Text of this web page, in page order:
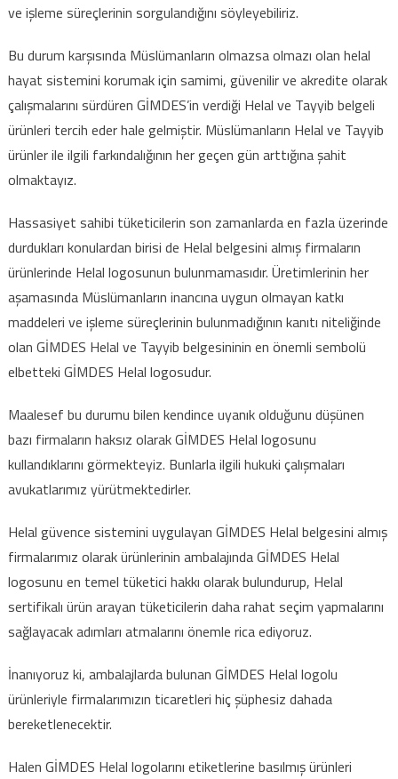
ve işleme süreçlerinin sorgulandığını söyleyebiliriz.
Bu durum karşısında Müslümanların olmazsa olmazı olan helal
hayat sistemini korumak için samimi, güvenilir ve akredite olarak
çalışmalarını sürdüren GİMDES’in verdiği Helal ve Tayyib belgeli
ürünleri tercih eder hale gelmiştir. Müslümanların Helal ve Tayyib
ürünler ile ilgili farkındalığının her geçen gün arttığına şahit
olmaktayız.
Hassasiyet sahibi tüketicilerin son zamanlarda en fazla üzerinde
durdukları konulardan birisi de Helal belgesini almış firmaların
ürünlerinde Helal logosunun bulunmamasıdır. Üretimlerinin her
aşamasında Müslümanların inancına uygun olmayan katkı
maddeleri ve işleme süreçlerinin bulunmadığının kanıtı niteliğinde
olan GİMDES Helal ve Tayyib belgesininin en önemli sembolü
elbetteki GİMDES Helal logosudur.
Maalesef bu durumu bilen kendince uyanık olduğunu düşünen
bazı firmaların haksız olarak GİMDES Helal logosunu
kullandıklarını görmekteyiz. Bunlarla ilgili hukuki çalışmaları
avukatlarımız yürütmektedirler.
Helal güvence sistemini uygulayan GİMDES Helal belgesini almış
firmalarımız olarak ürünlerinin ambalajında GİMDES Helal
logosunu en temel tüketici hakkı olarak bulundurup, Helal
sertifikalı ürün arayan tüketicilerin daha rahat seçim yapmalarını
sağlayacak adımları atmalarını önemle rica ediyoruz.
İnanıyoruz ki, ambalajlarda bulunan GİMDES Helal logolu
ürünleriyle firmalarımızın ticaretleri hiç şüphesiz dahada
bereketlenecektir.
Halen GİMDES Helal logolarını etiketlerine basılmış ürünleri